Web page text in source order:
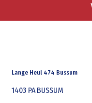
Lange Heul 474 Bussum
1403 PA BUSSUM